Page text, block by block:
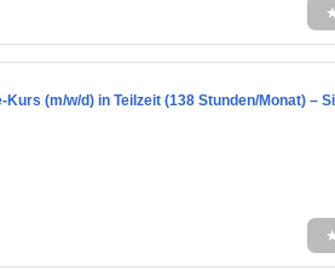
(m/w/d) in Teilzeit (138 Stunden/Monat) –